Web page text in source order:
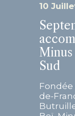
10
Minus
Sud
Fondée
de-